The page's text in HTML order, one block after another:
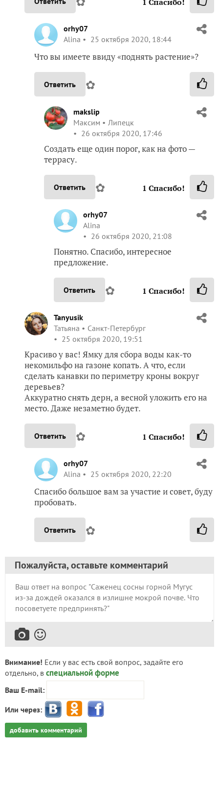
orhy07
Alina
25 октября 2020, 18:44
Что вы имеете ввиду «поднять растение»?
Ответить ✿
makslip
Максим
Липецк
26 октября 2020, 17:46
Создать еще один порог, как на фото —
террасу.
Ответить ✿ 1 Спасибо!
orhy07
Alina
26 октября 2020, 21:08
Понятно. Спасибо, интересное
предложение.
Ответить ✿ 1 Спасибо!
Tanyusik
Татьяна
Санкт-Петербург
25 октября 2020, 19:51
Красиво у вас! Ямку для сбора воды как-то
некомильфо на газоне копать. А что, если
сделать канавки по периметру кроны вокруг
деревьев?
Аккуратно снять дерн, а весной уложить его на
место. Даже незаметно будет.
Ответить ✿ 1 Спасибо!
orhy07
Alina
25 октября 2020, 22:20
Спасибо большое вам за участие и совет, буду
пробовать.
Ответить ✿
Пожалуйста, оставьте комментарий
Внимание! Если у вас есть свой вопрос, задайте его
отдельно, в специальной форме
Ваш E-mail:
Или через:
добавить комментарий